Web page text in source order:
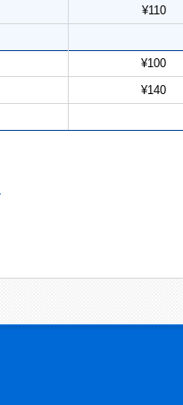
¥110
¥100
¥140